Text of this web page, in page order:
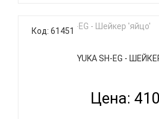
Код: 61451
YUKA SH-EG -
Цена: